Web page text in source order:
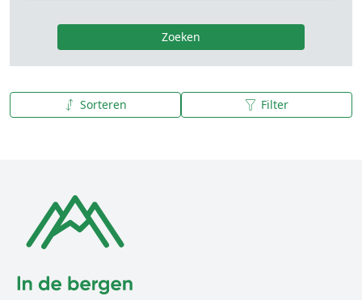
Zoeken
Sorteren Filter
A tot Z